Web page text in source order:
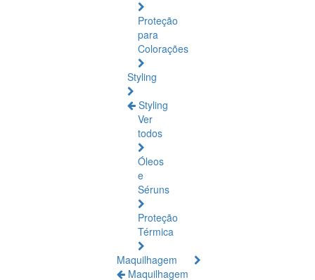
Proteção
para
Colorações
Styling
Styling
Ver
todos
Óleos
e
Séruns
Proteção
Térmica
Maquilhagem
Maquilhagem